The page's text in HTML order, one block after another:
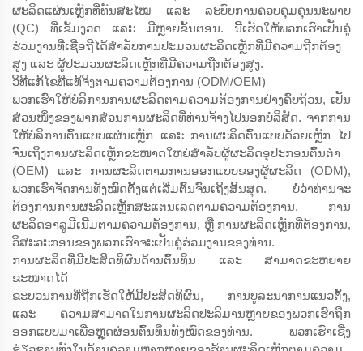
ຜະລິດແຜ່ນເຫຼັກທີ່ທັນສະໄໝ ແລະ ລະບົບການຄວບຄຸມຄຸນນະພາບ
(QC) ທີ່ເຂັ້ມງວດ ແລະ ມີຫຼາຍຂັ້ນຕອນ. ນີ້ເຮັດໃຫ້ພວກເຮົາເປັນຄູ່
ຮ່ວມງານທີ່ເຊື່ອຖືໄດ້ສຳລັບການປະມວນຜະລິດເຫຼັກທີ່ມີຄວາມຖືກຕ້ອງ
ສູງ ແລະ ຜູ້ປະມວນຜະລິດເຫຼັກທີ່ມີຄວາມຖືກຕ້ອງສູງ.
ວິທີແກ້ໄຂທີ່ແທ້ຈິງຕາມຄວາມຕ້ອງການ (ODM/OEM)
ພວກເຮົາໃຫ້ບໍລິການການຜະລິດຕາມຄວາມຕ້ອງການຢ່າງຄົບຖ້ວນ, ເປັນ
ສ່ວນໜຶ່ງຂອງພາກສ່ວນການຜະລິດທີ່ທ່ານຈ້າງໄປນອກບໍລິສັດ. ຈາກການ
ໃຫ້ບໍລິການຕົ້ນແບບແຜ່ນເຫຼັກ ແລະ ການຜະລິດຕົ້ນແບບດ້ວຍເຫຼັກ ໄປ
ຈົນເຖິງການຜະລິດເຫຼັກຂະໜາດໃຫຍ່ສຳລັບຜູ້ຜະລິດອຸປະກອນຕົ້ນຕຳ
(OEM) ແລະ ການຜະລິດຕາມການອອກແບບຂອງຜູ້ຜະລິດ (ODM),
ພວກເຮົາຈັດການທັງໝົດຕັ້ງແຕ່ເລີ່ມຕົ້ນຈົນເຖິງສິ້ນສຸດ. ບໍ່ວ່າທ່ານຈະ
ຕ້ອງການການຜະລິດເຫຼັກສະແຕນເລດຕາມຄວາມຕ້ອງການ, ການ
ຜະລິດອາລູມີເນີ້ມຕາມຄວາມຕ້ອງການ, ຫຼື ການຜະລິດເຫຼັກທີ່ຕ້ອງການ,
ວິສະວະກອນຂອງພວກເຮົາຈະເປັນຄູ່ຮ່ວມງານຂອງທ່ານ.
ການຜະລິດທີ່ມີປະສິດທິຜົນດ້ານຕົ້ນທຶນ ແລະ ສາມາດຂະຫຍາຍ
ຂະໜາດໄດ້
ຂະບວນການທີ່ຖືກເຮັດໃຫ້ມີປະສິດທິຜົນ, ການບູລະນາການແນວຕັ້ງ,
ແລະ ຄວາມສາມາດໃນການຜະລິດປະລິມານຫຼາຍຂອງພວກເຮົາຖືກ
ອອກແບບມາເພື່ອຫຼຸດຜ່ອນຕົ້ນທຶນທັງໝົດຂອງທ່ານ. ພວກເຮົາເຊີ່ງ